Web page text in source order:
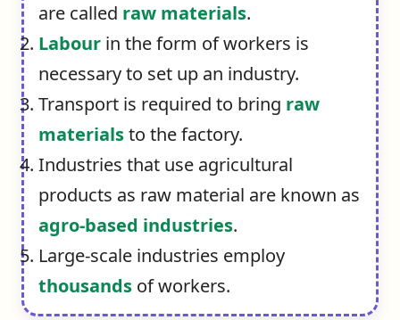
are called raw materials.
Labour in the form of workers is
necessary to set up an industry.
Transport is required to bring raw
materialsto the factory.
Industries that use agricultural
products as raw material are known as
agro-based industries.
Large-scale industries employ
thousands of workers.